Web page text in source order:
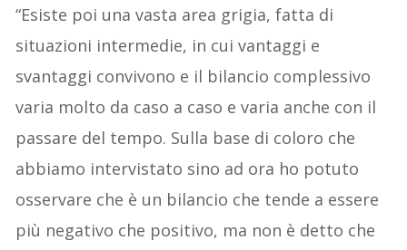
“Esiste poi una vasta area grigia, fatta di
situazioni intermedie, in cui vantaggi e
svantaggi convivono e il bilancio complessivo
varia molto da caso a caso e varia anche con il
passare del tempo. Sulla base di coloro che
abbiamo intervistato sino ad ora ho potuto
osservare che è un bilancio che tende a essere
più negativo che positivo, ma non è detto che